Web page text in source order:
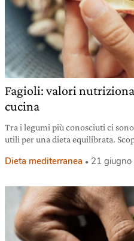
Fagioli: valori
cucina
Tra i legumi più conosciuti ci
utili per una dieta equilibrata.
Dieta mediterranea 21